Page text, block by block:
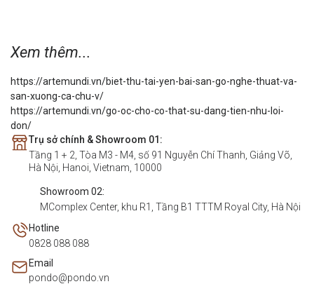
Xem thêm...
https://artemundi.vn/biet-thu-tai-yen-bai-san-go-nghe-thuat-va-
san-xuong-ca-chu-v/
https://artemundi.vn/go-oc-cho-co-that-su-dang-tien-nhu-loi-
don/
Trụ sở chính & Showroom 01:
Tầng 1 + 2, Tòa M3 - M4, số 91 Nguyễn Chí Thanh, Giảng Võ,
Hà Nội, Hanoi, Vietnam, 10000
Showroom 02:
MComplex Center, khu R1, Tầng B1 TTTM Royal City, Hà Nội
Hotline
0828 088 088
Email
pondo@pondo.vn